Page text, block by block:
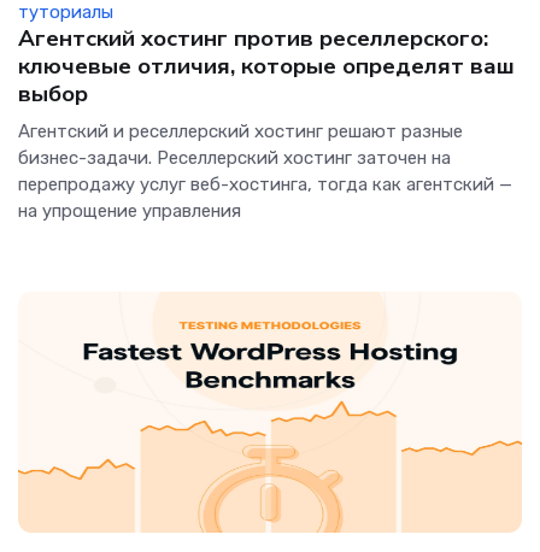
туториалы
Агентский хостинг против реселлерского:
ключевые отличия, которые определят ваш
выбор
Агентский и реселлерский хостинг решают разные
бизнес-задачи. Реселлерский хостинг заточен на
перепродажу услуг веб-хостинга, тогда как агентский —
на упрощение управления